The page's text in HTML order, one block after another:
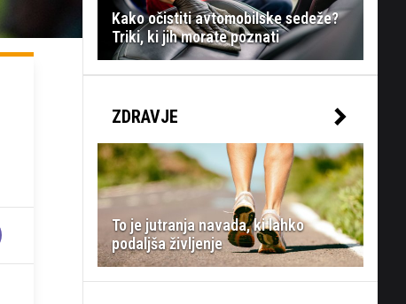
Kako očistiti avtomobilske sedeže?
Triki, ki jih morate poznati
ZDRAVJE
To je jutranja navada, ki lahko
podaljša življenje